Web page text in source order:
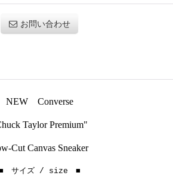
お問い合わせ
NEW Converse
Taylor Premium"
Cut Canvas Sneaker
サイズ / size ■